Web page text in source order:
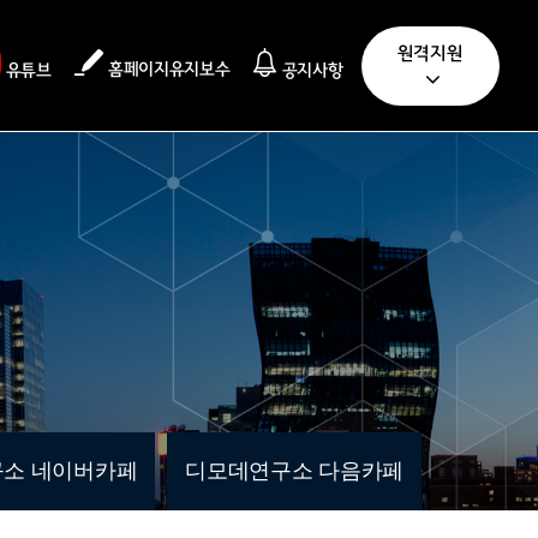
유튜브 홈페이지유지보수 공지사항
원격지원
네이버카페 디모데연구소 다음카페